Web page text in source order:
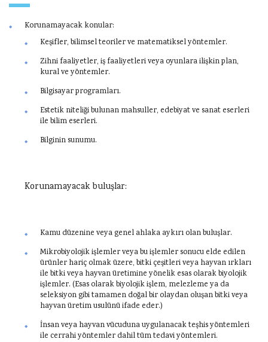
Korunamayacak konular:
Keşifler, bilimsel teoriler ve matematiksel yöntemler.
Zihni faaliyetler, iş faaliyetleri veya oyunlara ilişkin plan,
kural ve yöntemler.
Bilgisayar programları.
Estetik niteliği bulunan mahsuller, edebiyat ve sanat eserleri
ile bilim eserleri.
Bilginin sunumu.
Korunamayacak buluşlar:
Kamu düzenine veya genel ahlaka aykırı olan buluşlar.
Mikrobiyolojik işlemler veya bu işlemler sonucu elde edilen
ürünler hariç olmak üzere, bitki çeşitleri veya hayvan ırkları
ile bitki veya hayvan üretimine yönelik esas olarak biyolojik
işlemler. (Esas olarak biyolojik işlem, melezleme ya da
seleksiyon gibi tamamen doğal bir olaydan oluşan bitki veya
hayvan üretim usulünü ifade eder.)
İnsan veya hayvan vücuduna uygulanacak teşhis yöntemleri
ile cerrahi yöntemler dahil tüm tedavi yöntemleri.